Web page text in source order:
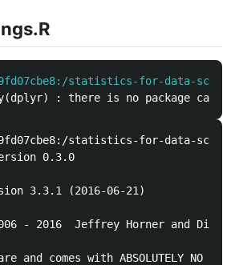
statistics-for-data-
statistics-for-data-
0.3.0
3.3.1 (2016-06-21)
- 2016  Jeffrey Horner and Dirk
comes with ABSOLUTELY NO